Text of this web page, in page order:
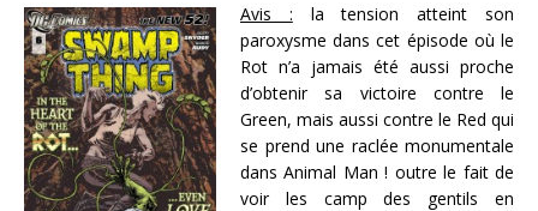
Avis : la tension atteint son
paroxysme dans cet épisode où le
Rot n’a jamais été aussi proche
d’obtenir sa victoire contre le
Green, mais aussi contre le Red qui
se prend une raclée monumentale
dans Animal Man ! outre le fait de
voir les camp des gentils en